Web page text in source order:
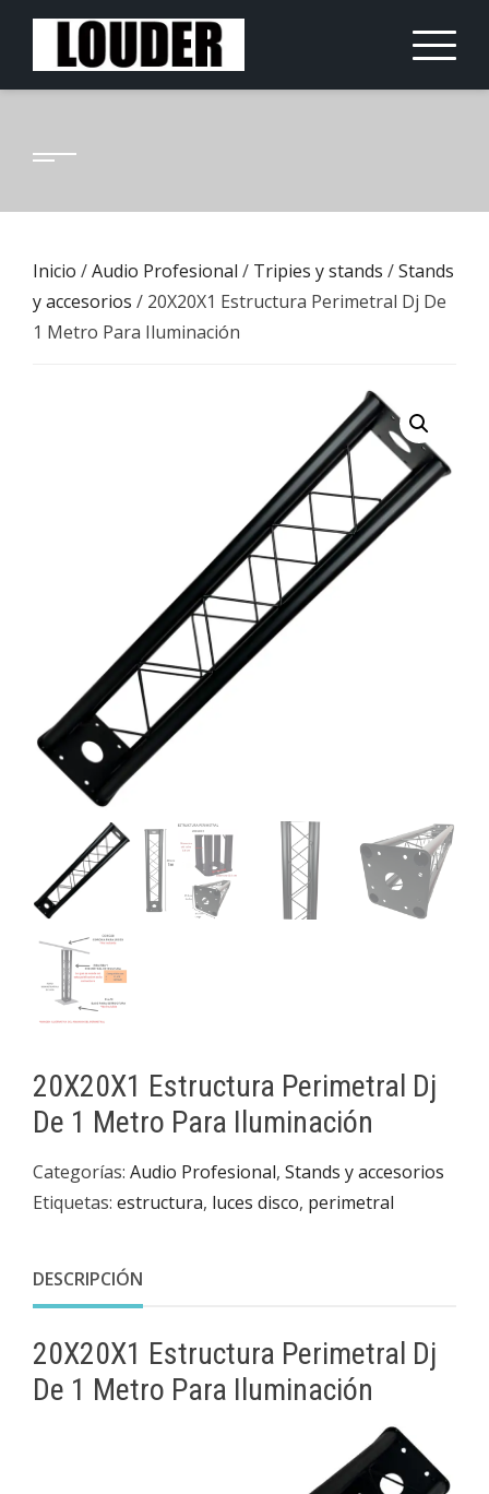
Saltar
contenido
Inicio /Audio Profesional / Tripies y stands /Stands
y accesorios / 20X20X1 Estructura Perimetral Dj De
1 Metro Para Iluminación
20X20X1 Estructura Perimetral Dj
De 1 Metro Para Iluminación
Categorías: Audio Profesional, Stands y accesorios
Etiquetas: estructura, luces disco, perimetral
DESCRIPCIÓN
20X20X1 Estructura Perimetral Dj
De 1 Metro Para Iluminación